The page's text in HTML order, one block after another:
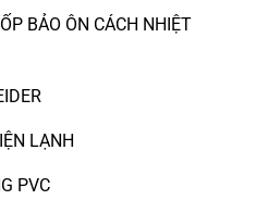
BẢO ÔN CÁCH NHIỆT
LẠNH
PVC